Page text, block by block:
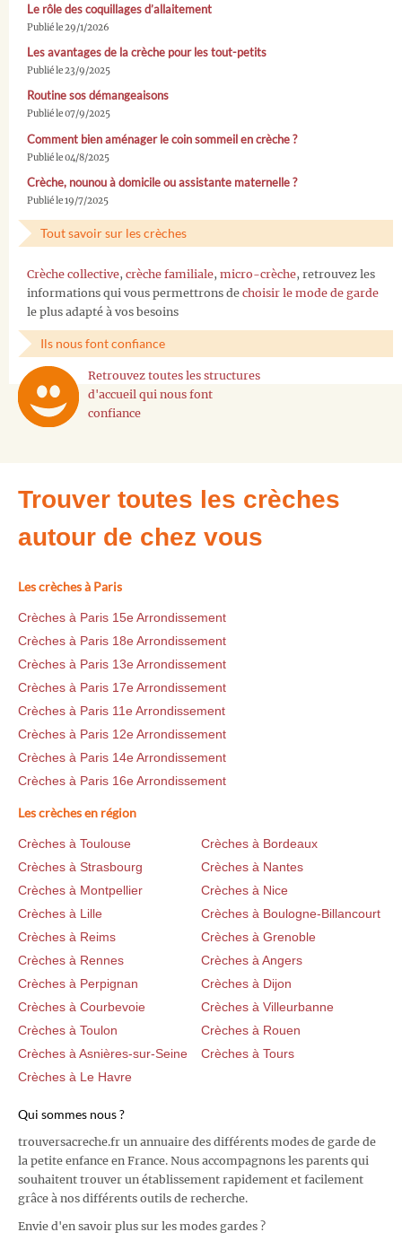
Le rôle des coquillages d’allaitement
Publié le 29/1/2026
Les avantages de la crèche pour les tout-petits
Publié le 23/9/2025
Routine sos démangeaisons
Publié le 07/9/2025
Comment bien aménager le coin sommeil en crèche ?
Publié le 04/8/2025
Crèche, nounou à domicile ou assistante maternelle ?
Publié le 19/7/2025
Tout savoir sur les crèches
Crèche collective, crèche familiale, micro-crèche, retrouvez les
informations qui vous permettrons de choisir le mode de garde
le plus adapté à vos besoins
Ils nous font confiance
Retrouvez toutes les structures
d'accueil qui nous font
confiance
Trouver toutes les crèches
autour de chez vous
Les crèches à Paris
Crèches à Paris 15e Arrondissement
Crèches à Paris 18e Arrondissement
Crèches à Paris 13e Arrondissement
Crèches à Paris 17e Arrondissement
Crèches à Paris 11e Arrondissement
Crèches à Paris 12e Arrondissement
Crèches à Paris 14e Arrondissement
Crèches à Paris 16e Arrondissement
Les crèches en région
Crèches à Toulouse
Crèches à Bordeaux
Crèches à Strasbourg
Crèches à Nantes
Crèches à Montpellier
Crèches à Nice
Crèches à Lille
Crèches à Boulogne-Billancourt
Crèches à Reims
Crèches à Grenoble
Crèches à Rennes
Crèches à Angers
Crèches à Perpignan
Crèches à Dijon
Crèches à Courbevoie
Crèches à Villeurbanne
Crèches à Toulon
Crèches à Rouen
Crèches à Asnières-sur-Seine
Crèches à Tours
Crèches à Le Havre
Qui sommes nous ?
trouversacreche.fr un annuaire des différents modes de garde de
la petite enfance en France. Nous accompagnons les parents qui
souhaitent trouver un établissement rapidement et facilement
grâce à nos différents outils de recherche.
Envie d'en savoir plus sur les modes gardes ?